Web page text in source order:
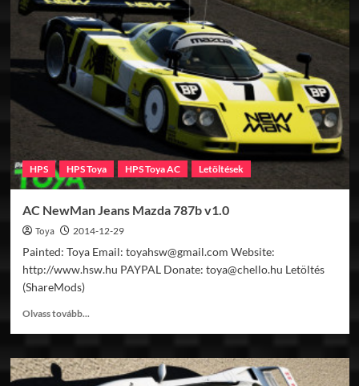
Levis
501
Mazda
787B
v1.0
HPS HPS Toya HPS Toya AC Letöltések
AC NewMan Jeans Mazda 787b v1.0
Toya 2014-12-29
Painted: Toya Email: toyahsw@gmail.com Website:
http://www.hsw.hu PAYPAL Donate: toya@chello.hu Letöltés
(ShareMods)
Olvass tovább...
AC
NewMan